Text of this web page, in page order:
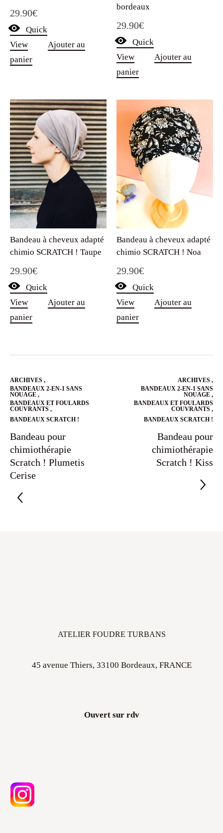
29.90€
Quick
View
Ajouter au
panier
bordeaux
29.90€
Quick
View
Ajouter au
panier
Bandeau à cheveux adapté
chimio SCRATCH ! Taupe
29.90€
Quick
View
Ajouter au
panier
Bandeau à cheveux adapté
chimio SCRATCH ! Noa
29.90€
Quick
View
Ajouter au
panier
ARCHIVES ,
BANDEAUX 2-EN-1 SANS
NOUAGE ,
BANDEAUX ET FOULARDS
COUVRANTS ,
BANDEAUX SCRATCH !
Bandeau pour
chimiothérapie
Scratch ! Plumetis
Cerise
ARCHIVES ,
BANDEAUX 2-EN-1 SANS
NOUAGE ,
BANDEAUX ET FOULARDS
COUVRANTS ,
BANDEAUX SCRATCH !
Bandeau pour
chimiothérapie
Scratch ! Kiss
ATELIER FOUDRE TURBANS
45 avenue Thiers, 33100 Bordeaux, FRANCE
Ouvert sur rdv